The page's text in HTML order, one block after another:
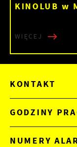
KINOLUB w
WIĘCEJ
KONTAKT
GODZINY
NUMERY